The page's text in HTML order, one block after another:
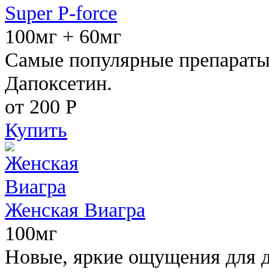
Super P-force
100мг + 60мг
Самые популярные
Дапоксетин.
от 200 Р
Купить
Женская Виагра
100мг
Новые, яркие ощущения для